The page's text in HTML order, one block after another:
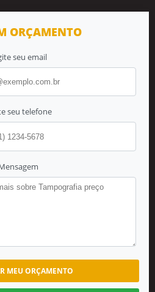
ORÇAMENTO
seu email
seu telefone
MEU ORÇAMENTO